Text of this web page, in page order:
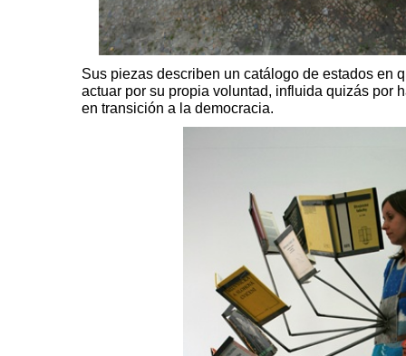
Sus piezas describen un catálogo de estados en
actuar por su propia voluntad, influida quizás por
en transición a la democracia.